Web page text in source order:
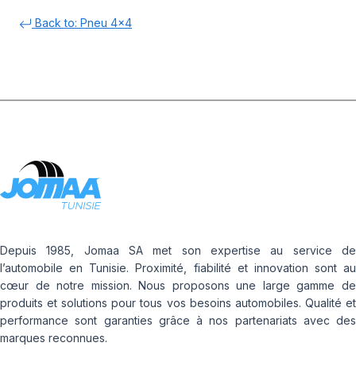
Back to: Pneu 4x4
Depuis 1985, Jomaa SA met son expertise au service de
l’automobile en Tunisie. Proximité, fiabilité et innovation sont au
cœur de notre mission. Nous proposons une large gamme de
produits et solutions pour tous vos besoins automobiles. Qualité et
performance sont garanties grâce à nos partenariats avec des
marques reconnues.